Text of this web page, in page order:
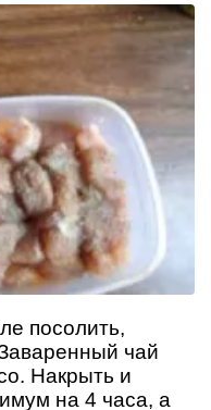
посолить,
чай
Накрыть и
на 4 часа, а